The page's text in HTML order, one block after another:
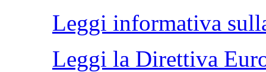
Leggi informativa
Leggi la Direttiva